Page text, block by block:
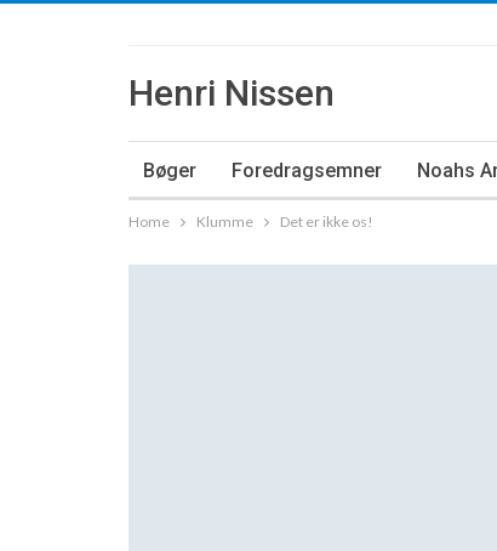
Henri Nissen
Bøger Foredragsemner Noahs
Home Klumme Det er ikke os!